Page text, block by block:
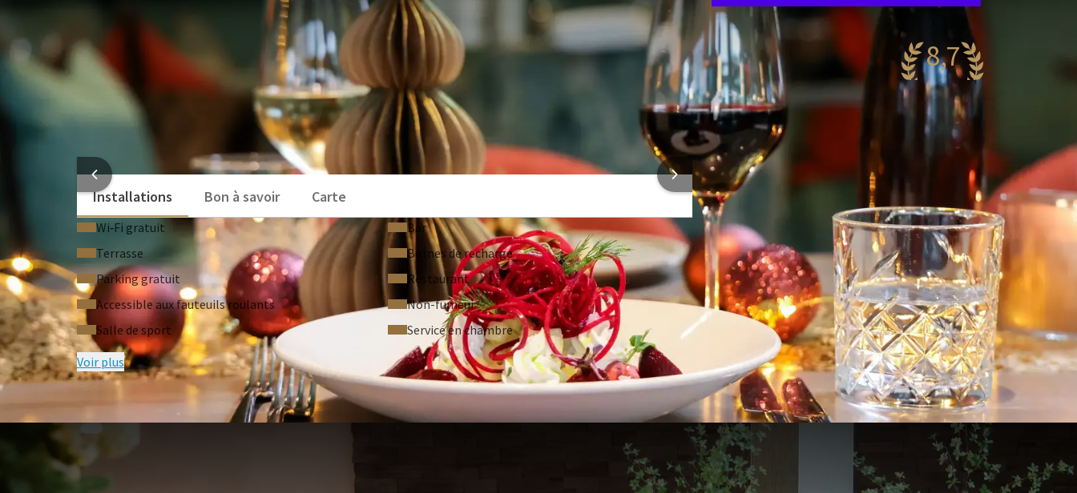
Ce paquet comprend:
1 nuitée
1x dîner de Noël à 4 plats avec un verre de bulles
1x Petit-déjeuner culinaire de Noël
1x Bulles pétillantes de bienvenue
8,7
Fantastique
446 reviews
INFORMATIONS SUR L'HÔTEL
Installations
Bon à savoir Carte
Wi‑Fi gratuit
Bar
Terrasse
Bornes de recharge
Parking gratuit
Restaurant
Accessible aux fauteuils roulants
Non-fumeur
Salle de sport
Service en chambre
Voir plus
QUESTIONS FRÉQUEMMENT POSÉES
Conditions du forfait
Tous les forfaits sont basés sur la disponibilité.
Les tarifs publiés sont par personne, basés sur l'utilisation de 2 personnes par chambre. Un